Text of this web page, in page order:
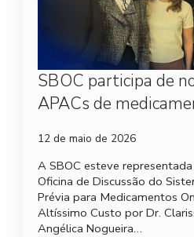
SBOC participa de
APACs de
12 de maio de 2026
A SBOC esteve
Oficina de Discussão do
Prévia para Medicamentos
Altíssimo Custo por Dr.
Angélica Nogueira…